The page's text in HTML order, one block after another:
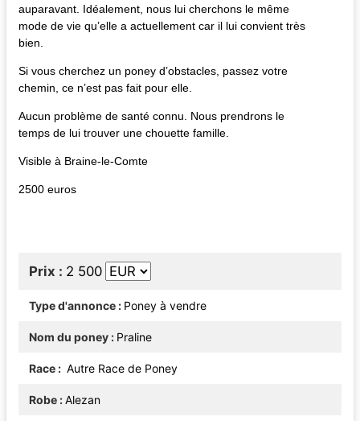
auparavant. Idéalement, nous lui cherchons le même
mode de vie qu’elle a actuellement car il lui convient très
bien.
Si vous cherchez un poney d’obstacles, passez votre
chemin, ce n’est pas fait pour elle.
Aucun problème de santé connu. Nous prendrons le
temps de lui trouver une chouette famille.
Visible à Braine-le-Comte
2500 euros
Prix 2 500
Type d'annonce Poney à vendre
Nom du poney Praline
Race Autre Race de Poney
Robe Alezan